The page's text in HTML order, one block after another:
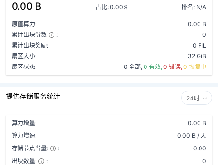
0.00 B 占比: 0.00% 排名: N/A
原值算力:
0.00 B
累计出块份数
:
0
累计出块奖励:
0 FIL
扇区大小:
32 GiB
扇区状态:
0 全部, 0 有效, 0 错误, 0 恢复中
提供存储服务统计 24时
算力增量:
0.00 B
算力增速:
0.00 B / 天
存储节点当量:
:
0.00
出块数量:
:
0